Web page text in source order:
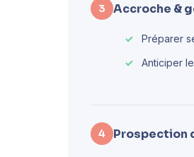
3 Accroche &
Préparer
Anticiper
4 Prospection